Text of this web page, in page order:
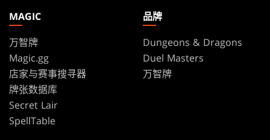
MAGIC
万智牌
Magic.gg
店家与赛事搜寻器
牌张数据库
Secret Lair
SpellTable
品牌
Dungeons & Dragons
Duel Masters
万智牌